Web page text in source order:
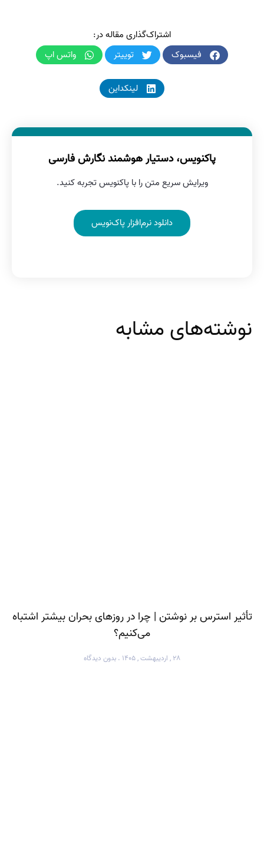
اشتراک‌گذاری مقاله در:
فیسبوک
توییتر واتس اپ
لینکداین
پاکنویس، دستیار هوشمند نگارش فارسی
ویرایش سریع متن را با پاکنویس تجربه کنید.
دانلود نرم‌افزار پاک‌نویس
نوشته‌های مشابه
تأثیر استرس بر نوشتن | چرا در روزهای بحران بیشتر اشتباه
می‌کنیم؟
۲۸ , اردیبهشت , ۱۴۰۵ بدون دیدگاه